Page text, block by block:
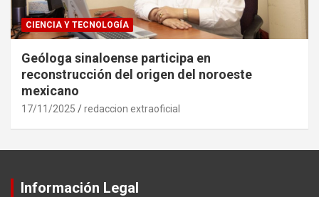
CIENCIA Y TECNOLOGÍA
Geóloga sinaloense participa en
reconstrucción del origen del noroeste
mexicano
17/11/2025 redaccion extraoficial
Información Legal